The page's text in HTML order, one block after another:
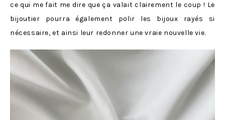
ce qui me fait me dire que ça valait clairement le coup ! Le
bijoutier pourra également polir les bijoux rayés si
nécessaire, et ainsi leur redonner une vraie nouvelle vie.